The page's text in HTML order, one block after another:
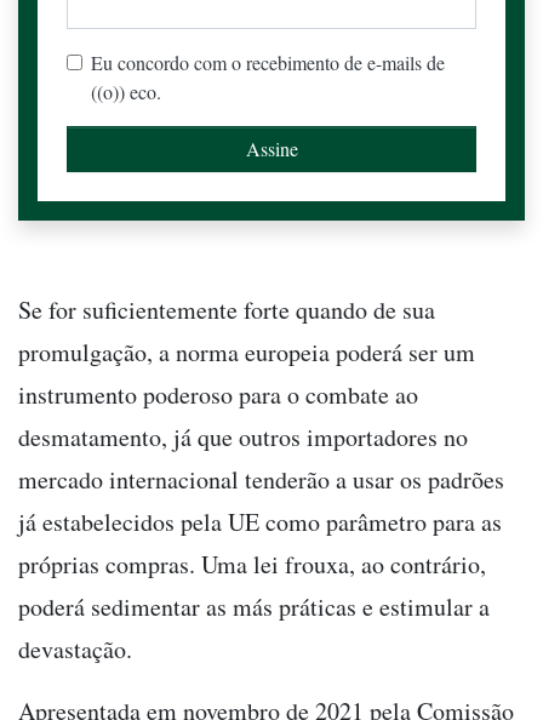
Eu concordo com o recebimento de e-mails de
((o)) eco.
Se for suficientemente forte quando de sua
promulgação, a norma europeia poderá ser um
instrumento poderoso para o combate ao
desmatamento, já que outros importadores no
mercado internacional tenderão a usar os padrões
já estabelecidos pela UE como parâmetro para as
próprias compras. Uma lei frouxa, ao contrário,
poderá sedimentar as más práticas e estimular a
devastação.
Apresentada em novembro de 2021 pela Comissão